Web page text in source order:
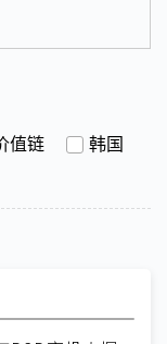
值链 韩国